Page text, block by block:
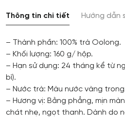
Thông tin chi tiết Hướng dẫn
– Thành phần: 100% trà Oolong.
– Khối lượng: 160 g/ hộp.
– Hạn sử dụng: 24 tháng kể từ
bì).
– Nước trà: Màu nước vàng
– Hương vị: Bằng phẳng, mịn
chát nhẹ, ngọt thanh. Dành do